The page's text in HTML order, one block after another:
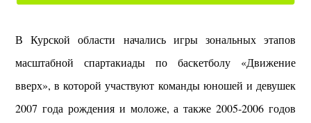
В Курской области начались игры зональных этапов
масштабной спартакиады по баскетболу «Движение
вверх», в которой участвуют команды юношей и девушек
2007 года рождения и моложе, а также 2005-2006 годов